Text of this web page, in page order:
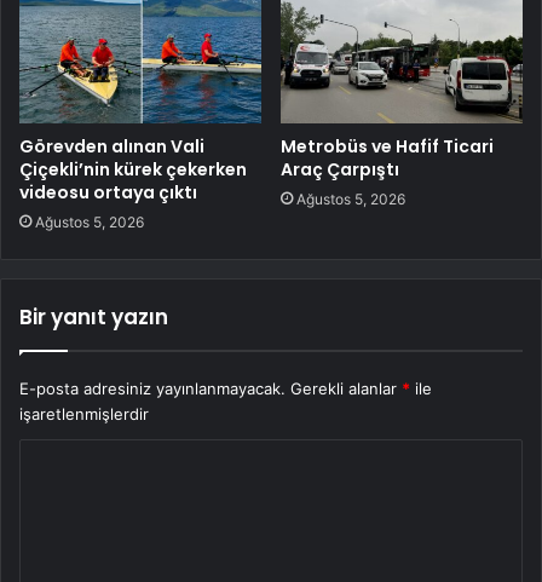
Görevden alınan Vali
Çiçekli’nin kürek çekerken
videosu ortaya çıktı
Ağustos 5, 2026
Metrobüs ve Hafif Ticari
Araç Çarpıştı
Ağustos 5, 2026
Bir yanıt yazın
E-posta adresiniz yayınlanmayacak. Gerekli alanlar * ile
işaretlenmişlerdir